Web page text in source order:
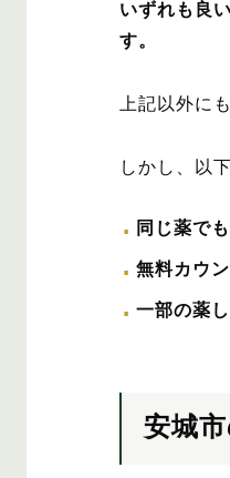
いずれも良
す。
上記以外に
しかし、以
同じ薬で
無料カウ
一部の薬
安城